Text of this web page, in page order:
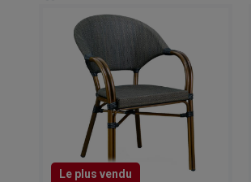
Le plus vendu